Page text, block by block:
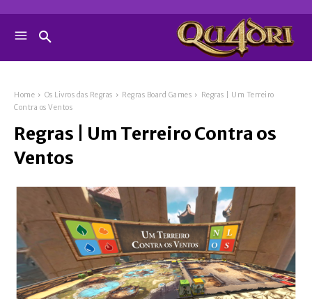
Home Os Livros das Regras Regras Board Games
Regras | Um Terreiro
Contra os Ventos
Regras | Um Terreiro Contra os
Ventos